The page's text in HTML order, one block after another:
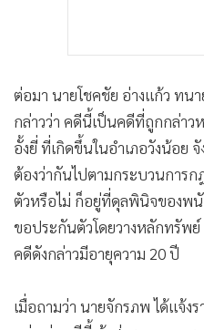
ต่อมา นายโชคชัย อ่างแก้ว ทน
กล่าวว่า คดีนี้เป็นคดีที่ถูกกล่าว
อั้งยี่ ที่เกิดขึ้นในอำเภอวังน้อย
ต้องว่ากันไปตามกระบวนการ
ตัวหรือไม่ ก็อยู่ที่ดุลพินิจของพ
ขอประกันตัวโดยวางหลักทรัพ
คดีดังกล่าวมีอายุความ 20 ปี
เมื่อถามว่า นายจักรภพ ได้แจ้ง